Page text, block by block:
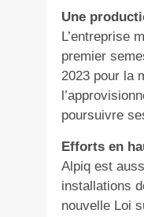
Une
L’entreprise
premier
2023 pour la
poursuivre
Efforts en
Alpiq est
installations
nouvelle Loi